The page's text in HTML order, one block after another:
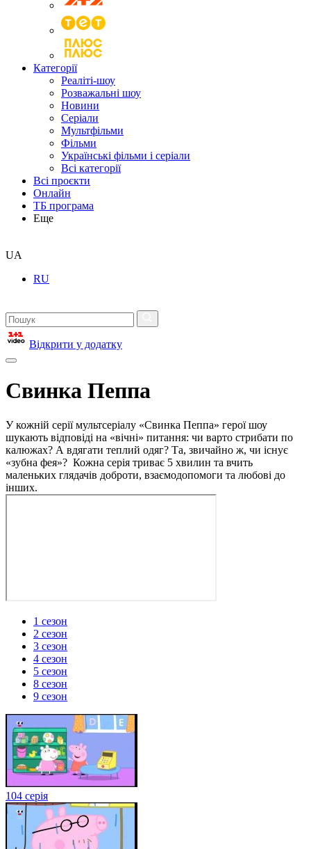
Категорії
Реаліті-шоу
Розважальні шоу
Новини
Серіали
Мультфільми
Фільми
Українські фільми і серіали
Всі категорії
Всі проєкти
Онлайн
ТБ програма
Еще
UA
RU
Відкрити у додатку
Свинка Пеппа
У кожній серії мультсеріалу «Свинка Пеппа» герої шоу
шукають відповіді на «вічні» питання: чи варто стрибати по
калюжах? А вдягати теплий одяг? Та, звичайно ж, чи існує
«зубна фея»? Кожна серія триває 5 хвилин та вчить
маленьких глядачів доброти, взаємодопомоги та любові до
інших.
1 сезон
2 сезон
3 сезон
4 сезон
5 сезон
8 сезон
9 сезон
104 серія